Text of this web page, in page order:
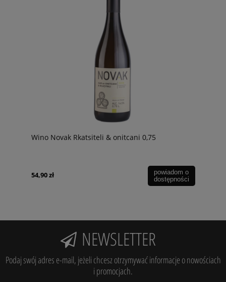
Wino Novak Rkatsiteli & onitcani 0,75
54,90 zł
powiadom o
dostępności
NEWSLETTER
Podaj swój adres e-mail, jeżeli chcesz otrzymywać informacje o nowościach
i promocjach.